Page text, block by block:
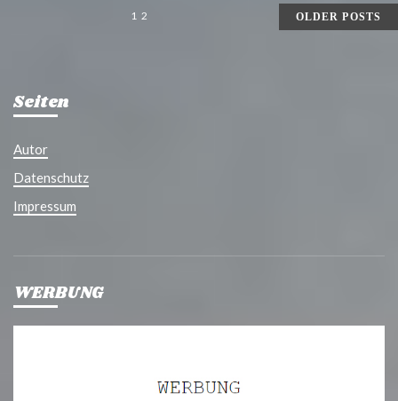
SEITENNUMMERIERUNG
1 2 OLDER POSTS
Seiten
Autor
Datenschutz
Impressum
WERBUNG